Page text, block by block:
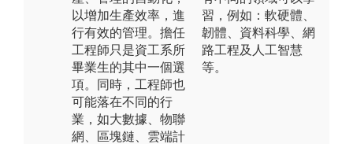
以增加生產效率，進
行有效的管理。擔任
工程師只是資工系所
畢業生的其中一個選
項。同時，工程師也
可能落在不同的行
業，如大數據、物聯
網、區塊鏈、雲端計
習，例如：軟硬體、
韌體、資料科學、網
路工程及人工智慧
等。